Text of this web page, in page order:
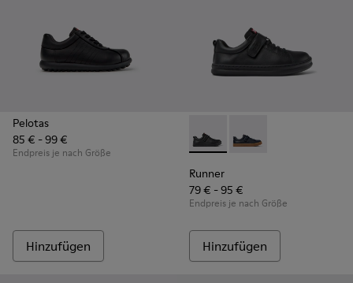
Pelotas
85 € - 99 €
Endpreis je nach Größe
Hinzufügen
Runner - K800319-001 -
Runner - K800319-
Runner
79 € - 95 €
Endpreis je nach Größe
Hinzufügen